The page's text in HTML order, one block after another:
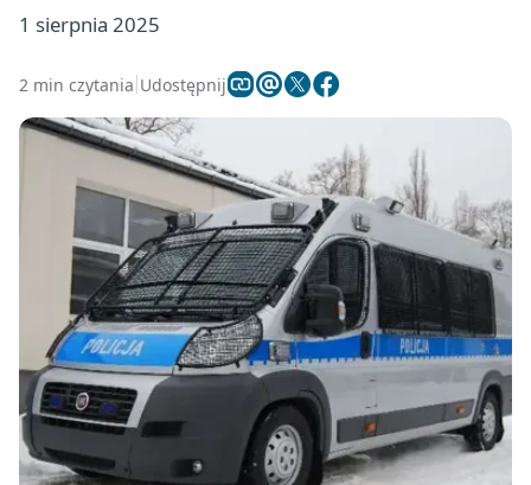
1 sierpnia 2025
2 min czytania Udostępnij